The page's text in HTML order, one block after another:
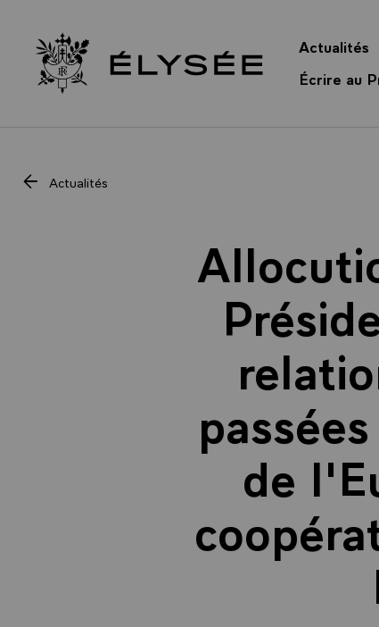
Retour à l’accueil Élysée
Actualités
Écrire au
Actualités
de